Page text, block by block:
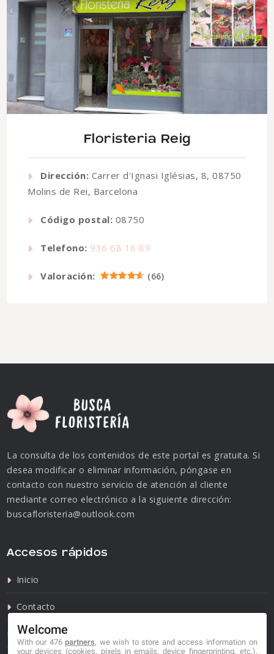
Floristeria Reig
Dirección: Carrer d'Ignasi Iglésias, 8, 08750
Molins de Rei, Barcelona
Código postal: 08750
Telefono: 936 68 18 89
Valoración: (66)
La consulta de los contenidos de este portal es gratuita. Si
desea modificar o eliminar información, póngase en
contacto con nuestro servicio de atención al cliente
mediante correo electrónico a la siguiente dirección:
buscafloristeria@outlook.com
Accesos rápidos
Inicio
Contacto
Política de privacidad
Welcome
With our 476partners, we wish to store and access information on
your devices (cookies, pixels in emails, device fingerprinting, etc.),